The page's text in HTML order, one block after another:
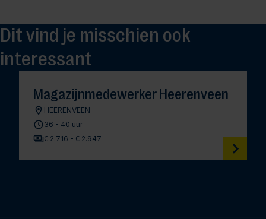
Dit vind je misschien ook
interessant
Magazijnmedewerker Heerenveen
HEERENVEEN
36 - 40 uur
€ 2.716 - € 2.947